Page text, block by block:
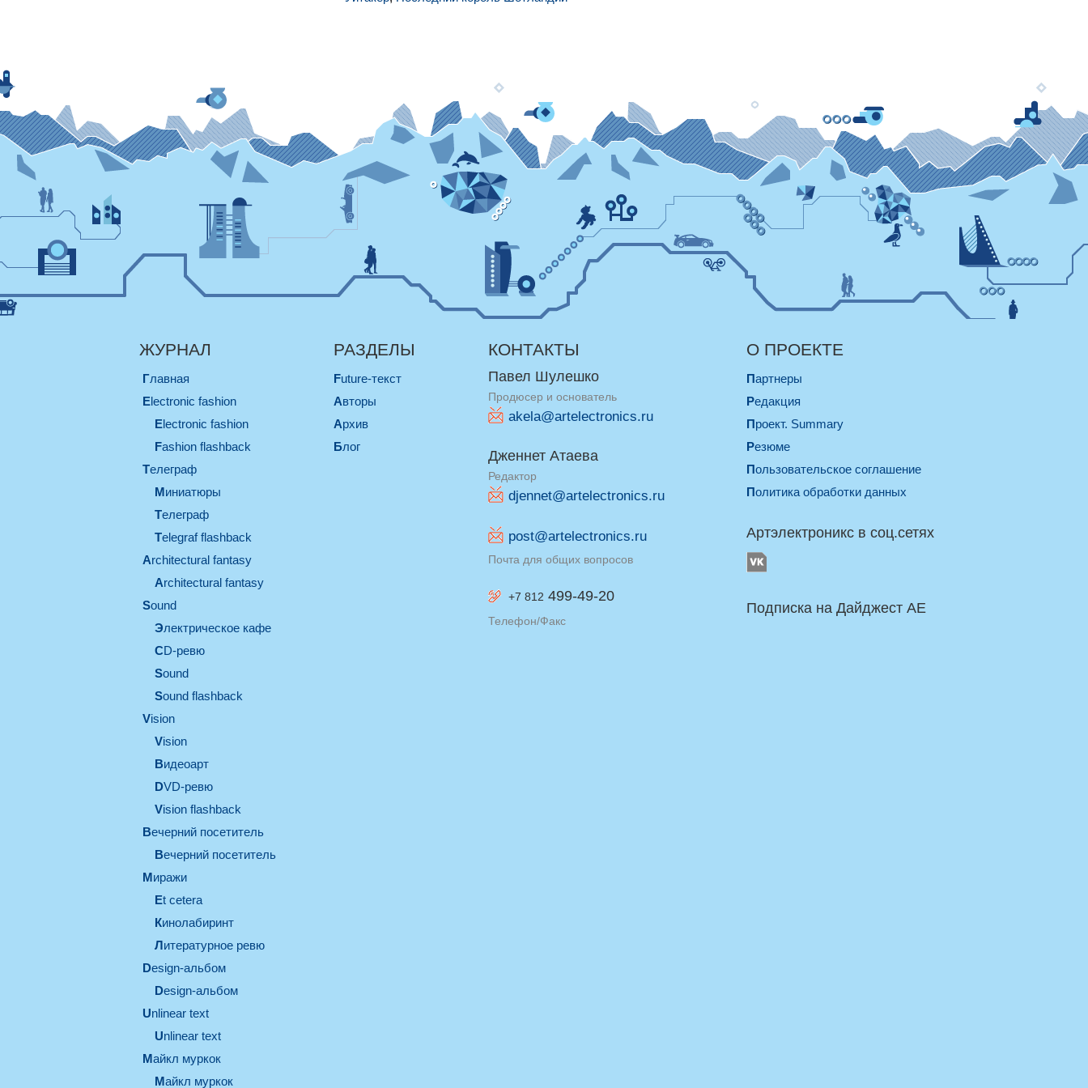
ЖУРНАЛ
Главная
electronic fashion
electronic fashion
Fashion flashback
телеграф
миниатюры
телеграф
Telegraf flashback
architectural fantasy
architectural fantasy
sound
электрическое кафе
CD-ревю
sound
Sound flashback
vision
vision
видеоарт
DVD-ревю
Vision flashback
вечерний посетитель
вечерний посетитель
миражи
et cetera
кинолабиринт
литературное ревю
design-альбом
design-альбом
unlinear text
Unlinear text
майкл муркок
майкл муркок
РАЗДЕЛЫ
Future-текст
Авторы
Архив
Блог
КОНТАКТЫ
Павел Шулешко
Продюсер и основатель
akela@artelectronics.ru
Дженнет Атаева
Редактор
djennet@artelectronics.ru
post@artelectronics.ru
Почта для общих вопросов
+7 812 499-49-20
Телефон/Факс
О ПРОЕКТЕ
Партнеры
Редакция
Проект. Summary
Резюме
Пользовательское соглашение
Политика обработки данных
Артэлектроникс в соц.сетях
Подписка на Дайджест AE